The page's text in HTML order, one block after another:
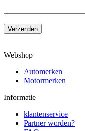
Verzenden
Webshop
Automerken
Motormerken
Informatie
klantenservice
Partner worden?